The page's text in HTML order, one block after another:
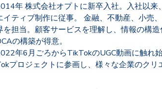
年 株式会社オプトに新卒入社。入社以来
イティブ制作に従事。 金融、不動産、小売
を担当。顧客サービスを理解し、情報の構
の構築が得意。
年6月ごろからTikTokのUGC動画に触れ
プロジェクトに参画し、様々な企業のクリ